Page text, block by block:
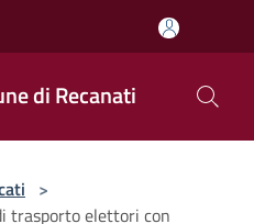
di Recanati
>
trasporto elettori con